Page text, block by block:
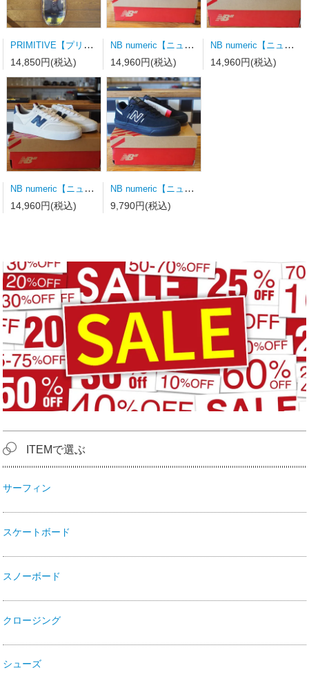
PRIMITIVE【プリミティブ】スケートボードデッキ MOTA CLASH PURPLE 8.0×31.75wb14.19
14,850円(税込)
NB numeric【ニューバランス】スケートシューズ UN808LSC
14,960円(税込)
NB numeric【ニューバランス】スケートシューズ UN340YRW 23.0ｃｍ
14,960円(税込)
NB numeric【ニューバランス】スケートシューズ UN340WVS
14,960円(税込)
NB numeric【ニューバランス】スケートシューズ Y306BSD キッズ
9,790円(税込)
ITEMで選ぶ
サーフィン
スケートボード
スノーボード
クロージング
シューズ